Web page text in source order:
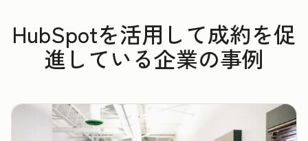
HubSpotを活用して成約を促
進している企業の事例